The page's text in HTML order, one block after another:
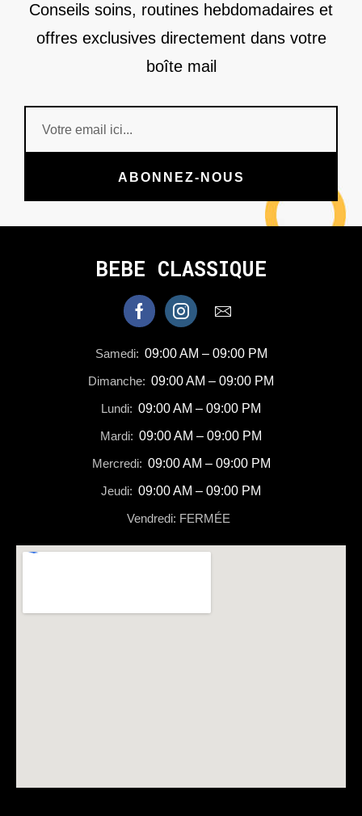
Conseils soins, routines hebdomadaires et
offres exclusives directement dans votre
boîte mail
ABONNEZ-NOUS
BEBE CLASSIQUE
Samedi: 09:00 AM – 09:00 PM
Dimanche: 09:00 AM – 09:00 PM
Lundi: 09:00 AM – 09:00 PM
Mardi: 09:00 AM – 09:00 PM
Mercredi: 09:00 AM – 09:00 PM
Jeudi: 09:00 AM – 09:00 PM
Vendredi: FERMÉE